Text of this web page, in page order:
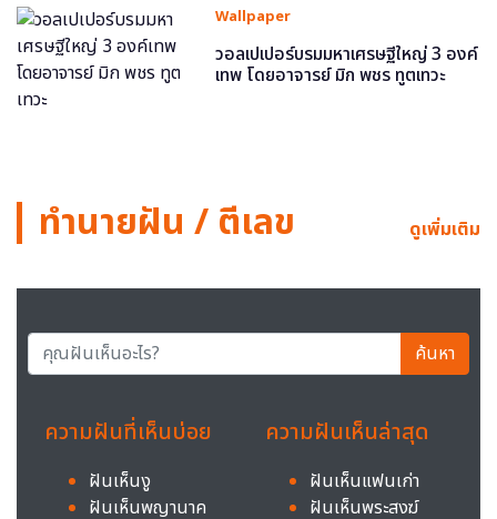
Wallpaper
วอลเปเปอร์บรมมหาเศรษฐีใหญ่ 3 องค์
เทพ โดยอาจารย์ มิก พชร ทูตเทวะ
ทำนายฝัน / ตีเลข ดูเพิ่มเติม
ค้นหา
ความฝันที่เห็นบ่อย
ฝันเห็นงู
ฝันเห็นพญานาค
ความฝันเห็นล่าสุด
ฝันเห็นแฟนเก่า
ฝันเห็นพระสงฆ์